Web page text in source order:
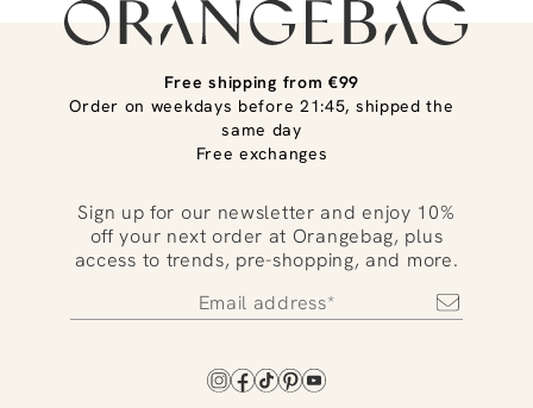
Free shipping from €99
Order on weekdays before 21:45, shipped the
same day
Free exchanges
Sign up for our newsletter and enjoy 10%
off your next order at Orangebag, plus
access to trends, pre-shopping, and more.